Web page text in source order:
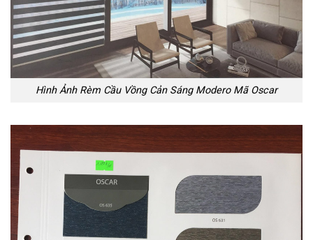
Hình Ảnh Rèm Cầu Vồng Cản Sáng Modero Mã Oscar